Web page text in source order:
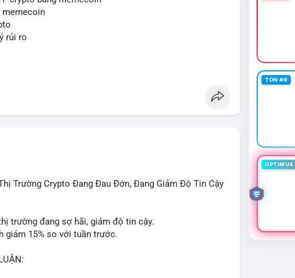
không sử dụng đòn bẩy cao trong 24 giờ tới khi dòng
cùng.
#btcmempool
memecoin
rủi ro
Trường Crypto Đang Đau Đớn, Đang Giảm Độ Tin Cậy
trường đang sợ hãi, giảm độ tin cậy.
giảm 15% so với tuần trước.
TON #9
OPTIMUS